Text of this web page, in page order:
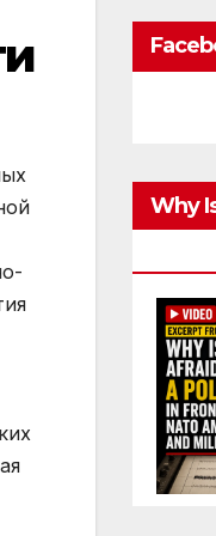
с этим исторически в психологии сложилось несколько подходов в решении вопроса о движущих силах, источниках развития и становления личности. Биогенетическая концепция исходит из того обстоятельства, что развитие личн
Why